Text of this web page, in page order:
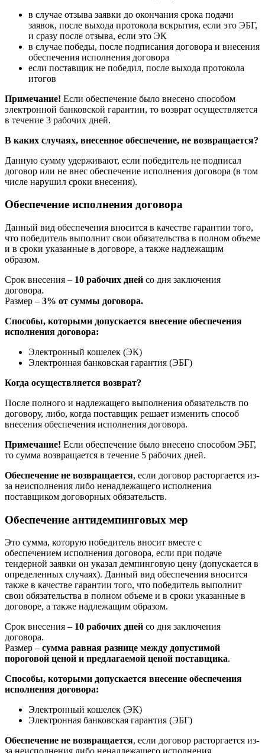
в случае отзыва заявки до окончания срока подачи
заявок, после выхода протокола вскрытия, если это ЭБГ,
и сразу после отзыва, если это ЭК
в случае победы, после подписания договора и внесения
обеспечения исполнения договора
если поставщик не победил, после выхода протокола
итогов
Примечание! Если обеспечение было внесено способом
электронной банковской гарантии, то возврат осуществляется
в течение 3 рабочих дней.
В каких случаях, внесенное обеспечение, не возвращается?
Данную сумму удерживают, если победитель не подписал
договор или не внес обеспечение исполнения договора (в том
числе нарушил сроки внесения).
Обеспечение исполнения договора
Данный вид обеспечения вносится в качестве гарантии того,
что победитель выполнит свои обязательства в полном объеме
и в сроки указанные в договоре, а также надлежащим
образом.
Срок внесения – 10 рабочих дней со дня заключения
договора.
Размер – 3% от суммы договора.
Способы, которыми допускается внесение обеспечения
исполнения договора:
Электронный кошелек (ЭК)
Электронная банковская гарантия (ЭБГ)
Когда осуществляется возврат?
После полного и надлежащего выполнения обязательств по
договору, либо, когда поставщик решает изменить способ
внесения обеспечения исполнения договора.
Примечание! Если обеспечение было внесено способом ЭБГ,
то сумма возвращается в течение 5 рабочих дней.
Обеспечение не возвращается, если договор расторгается из-
за неисполнения либо ненадлежащего исполнения
поставщиком договорных обязательств.
Обеспечение антидемпинговых мер
Это сумма, которую победитель вносит вместе с
обеспечением исполнения договора, если при подаче
тендерной заявки он указал демпинговую цену (допускается в
определенных случаях). Данный вид обеспечения вносится
также в качестве гарантии того, что победитель выполнит
свои обязательства в полном объеме и в сроки указанные в
договоре, а также надлежащим образом.
Срок внесения – 10 рабочих дней со дня заключения
договора.
Размер – сумма равная разнице между допустимой
пороговой ценой и предлагаемой ценой поставщика.
Способы, которыми допускается внесение обеспечения
исполнения договора:
Электронный кошелек (ЭК)
Электронная банковская гарантия (ЭБГ)
Обеспечение не возвращается, если договор расторгается из-